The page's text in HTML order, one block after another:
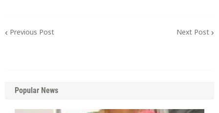
Previous Post Next Post
Popular News